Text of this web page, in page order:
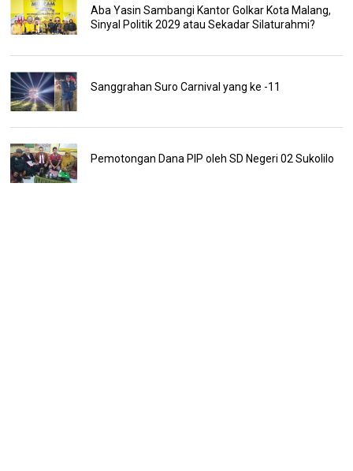
Aba Yasin Sambangi Kantor Golkar Kota Malang,
Sinyal Politik 2029 atau Sekadar Silaturahmi?
Sanggrahan Suro Carnival yang ke -11
Pemotongan Dana PIP oleh SD Negeri 02 Sukolilo